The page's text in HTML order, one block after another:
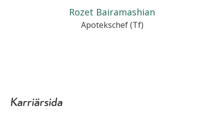
Rozet Bairamashian
Apotekschef (Tf)
Karriärsida